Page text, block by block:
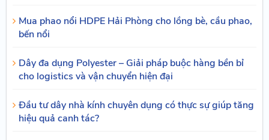
Mua phao nổi HDPE Hải Phòng cho lồng bè, cầu phao,
bến nổi
Dây đa dụng Polyester – Giải pháp buộc hàng bền bỉ
cho logistics và vận chuyển hiện đại
Đầu tư dây nhà kính chuyên dụng có thực sự giúp tăng
hiệu quả canh tác?